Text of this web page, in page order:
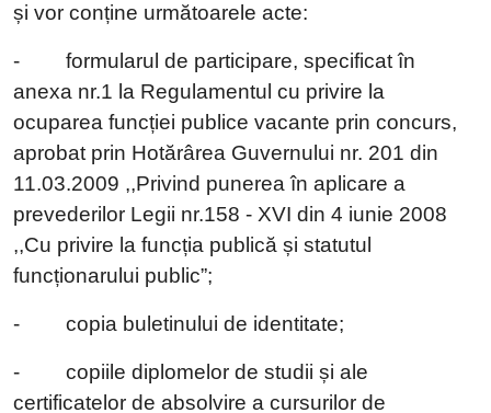
și vor conține următoarele acte:
-
formularul de participare, specificat în
anexa nr.1 la Regulamentul cu privire la
ocuparea funcției publice vacante prin concurs,
aprobat prin Hotărârea Guvernului nr. 201 din
11.03.2009 ,,Privind punerea în aplicare a
prevederilor Legii nr.158 - XVI din 4 iunie 2008
,,Cu privire la funcția publică și statutul
funcționarului public”;
- copia buletinului de identitate;
-
copiile diplomelor de studii și ale
certificatelor de absolvire a cursurilor de